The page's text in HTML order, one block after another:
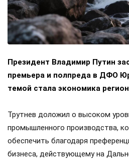
Президент Владимир Путин
премьера и полпреда в ДФО
темой стала экономика
Трутнев доложил о высоком
промышленного производства,
обеспечить благодаря
бизнеса, действующему на